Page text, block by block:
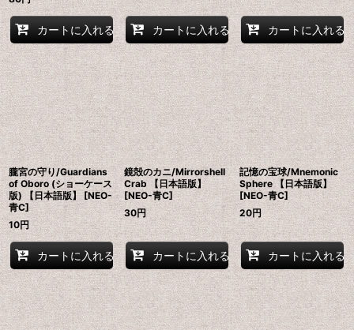
カートに入れる カートに入れる カートに入れる
朧宮の守り/Guardians
of Oboro (ショーケース
版) 【日本語版】 [NEO-
青C]
10円
カートに入れる
鏡殻のカニ/Mirrorshell
Crab 【日本語版】
[NEO-青C]
30円
カートに入れる
記憶の宝球/Mnemonic
Sphere 【日本語版】
[NEO-青C]
20円
カートに入れる